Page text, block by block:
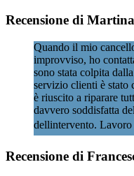
Recensione di
Quando il mio
improvviso, ho
sono stata colpita
servizio clienti è stato
è riuscito a riparare
davvero soddisfatta
dellintervento.
Recensione di